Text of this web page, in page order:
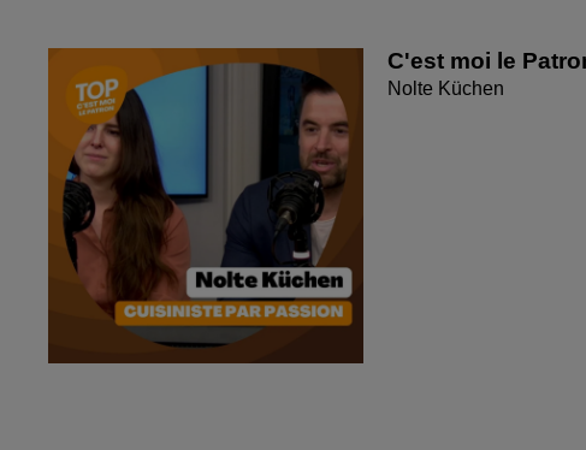
C'est moi le
Nolte Küchen